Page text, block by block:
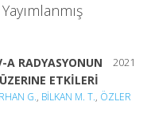
2021
RADYASYONUN
ETKİLERİ
G., BİLKAN M. T., ÖZLER